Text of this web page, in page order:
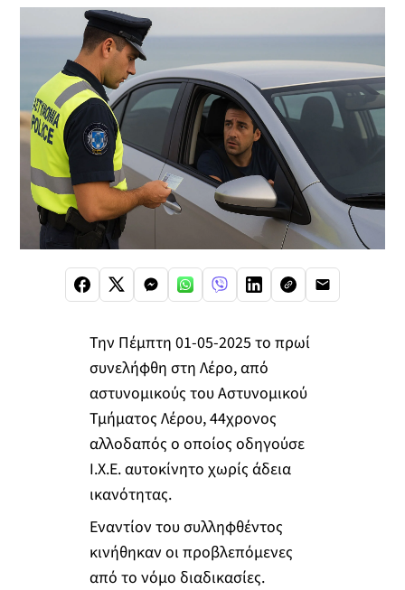
Την Πέμπτη 01-05-2025 το πρωί
συνελήφθη στη Λέρο, από
αστυνομικούς του Αστυνομικού
Τμήματος Λέρου, 44χρονος
αλλοδαπός ο οποίος οδηγούσε
Ι.Χ.Ε. αυτοκίνητο χωρίς άδεια
ικανότητας.
Εναντίον του συλληφθέντος
κινήθηκαν οι προβλεπόμενες
από το νόμο διαδικασίες.